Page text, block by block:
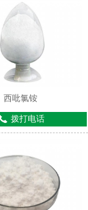
西吡氯铵
拨打电话